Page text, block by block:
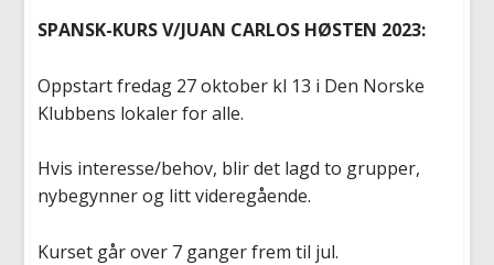
SPANSK-KURS V/JUAN CARLOS HØSTEN 2023:
Oppstart fredag 27 oktober kl 13 i Den Norske
Klubbens lokaler for alle.
Hvis interesse/behov, blir det lagd to grupper,
nybegynner og litt videregående.
Kurset går over 7 ganger frem til jul.